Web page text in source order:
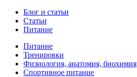
Блог и статьи
Статьи
Питание
Питание
Тренировки
Физиология, анатомия, биохимия
Спортивное питание